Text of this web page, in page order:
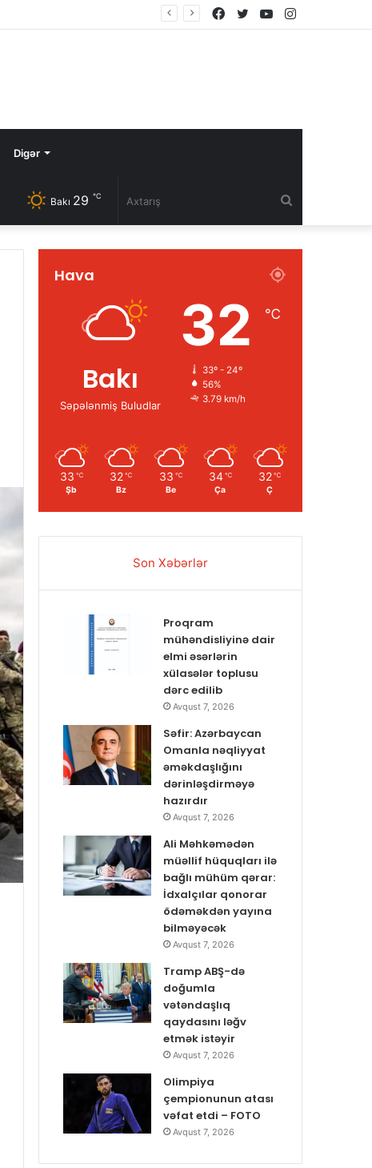
YouTube
Twitter
Facebook
Digər
Bakı 29 ℃
Hava
Bakı
Səpələnmiş Buludlar
32 ℃
33º - 24º
56%
3.79 km/h
33 ℃
Şb
32 ℃
Bz
33 ℃
Be
34 ℃
Ça
32 ℃
Ç
Son Xəbərlər
Proqram
mühəndisliyinə dair
elmi əsərlərin
xülasələr toplusu
dərc edilib
Avqust 7, 2026
Səfir: Azərbaycan
Omanla nəqliyyat
əməkdaşlığını
dərinləşdirməyə
hazırdır
Avqust 7, 2026
Ali Məhkəmədən
müəllif hüquqları ilə
bağlı mühüm qərar:
İdxalçılar qonorar
ödəməkdən yayına
bilməyəcək
Avqust 7, 2026
Tramp ABŞ-də
doğumla
vətəndaşlıq
qaydasını ləğv
etmək istəyir
Avqust 7, 2026
Olimpiya
çempionunun atası
vəfat etdi – FOTO
Avqust 7, 2026